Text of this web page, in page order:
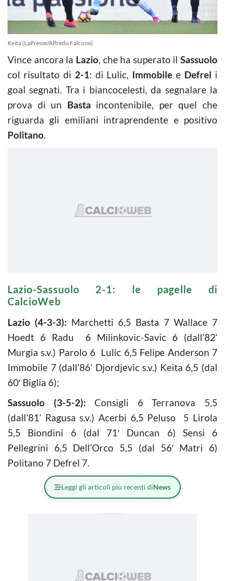
Keita (LaPresse/Alfredo Falcone)
Vince ancora la Lazio, che ha superato il Sassuolo
col risultato di 2-1: di Lulic, Immobile e Defrel i
goal segnati. Tra i biancocelesti, da segnalare la
prova di un Basta incontenibile, per quel che
riguarda gli emiliani intraprendente e positivo
Politano.
Lazio-Sassuolo 2-1: le pagelle di
CalcioWeb
Lazio (4-3-3): Marchetti 6,5 Basta 7 Wallace 7
Hoedt 6 Radu 6 Milinkovic-Savic 6 (dall’82’
Murgia s.v.) Parolo 6 Lulic 6,5 Felipe Anderson 7
Immobile 7 (dall’86’ Djordjevic s.v.) Keita 6,5 (dal
60′ Biglia 6);
Sassuolo (3-5-2): Consigli 6 Terranova 5,5
(dall’81’ Ragusa s.v.) Acerbi 6,5 Peluso 5 Lirola
5,5 Biondini 6 (dal 71′ Duncan 6) Sensi 6
Pellegrini 6,5 Dell’Orco 5,5 (dal 56′ Matri 6)
Politano 7 Defrel 7.
Leggi gli articoli più recenti diNews